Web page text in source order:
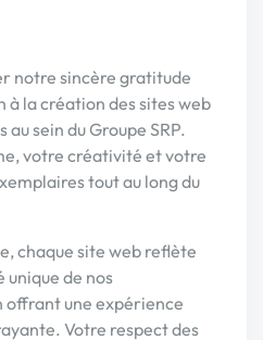
notre sincère gratitude
la création des sites web
sein du Groupe SRP.
votre créativité et votre
tout au long du
chaque site web reflète
de nos
offrant une expérience
Votre respect des